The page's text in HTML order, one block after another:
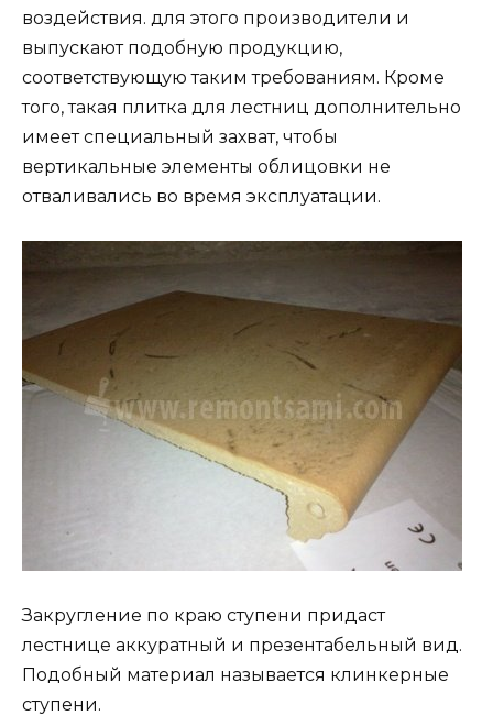
воздействия. для этого производители и
выпускают подобную продукцию,
соответствующую таким требованиям. Кроме
того, такая плитка для лестниц дополнительно
имеет специальный захват, чтобы
вертикальные элементы облицовки не
отваливались во время эксплуатации.
Закругление по краю ступени придаст
лестнице аккуратный и презентабельный вид.
Подобный материал называется клинкерные
ступени.